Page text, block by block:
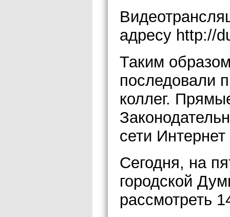
адресу http://
Таким
последовали
коллег.
сети
Сегодня, на
городской
рассмотреть